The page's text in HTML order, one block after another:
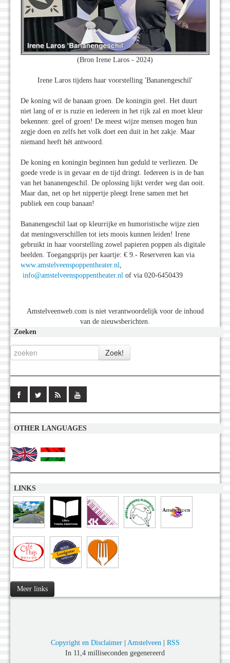
(Bron Irene Laros - 2024)
Irene Laros tijdens haar voorstelling 'Bananengeschil'
De koning wil de banaan groen. De koningin geel. Het duurt
niet lang of er is ruzie en iedereen in het rijk zal en moet kleur
bekennen: geel of groen! De meest wijze mensen mogen hun
zegje doen en zelfs het volk doet een duit in het zakje. Maar
niemand heeft hét antwoord.
De koning en koningin beginnen hun geduld te verliezen. De
goede vrede is in gevaar en de tijd dringt. Iedereen is in de ban
van het bananengeschil. De oplossing lijkt verder weg dan ooit.
Maar dan, net op het nippertje pleegt Irene samen met het
publiek een coup banaan!
Bananengeschil laat op kleurrijke en humoristische wijze zien
dat meningsverschillen tot iets moois kunnen leiden! Irene
gebruikt in haar voorstelling zowel papieren poppen als digitale
beelden. Toegangsprijs per kaartje: € 9.- Reserveren kan via
www.amstelveenspoppentheater.nl,
info@amstelveenspoppentheater.nl of via 020-6450439
Amstelveenweb.com is niet verantwoordelijk voor de inhoud
van de nieuwsberichten.
Zoeken
OTHER LANGUAGES
LINKS
Meer links
Copyright en Disclaimer| Amstelveen| RSS
In 11,4 milliseconden gegenereerd